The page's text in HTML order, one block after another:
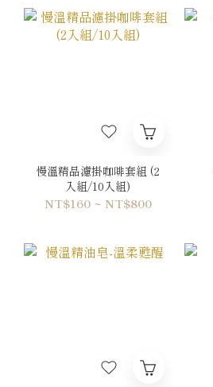
慢溫精品濾掛咖啡套組 (2
入組/10入組)
NT$160 ~ NT$800